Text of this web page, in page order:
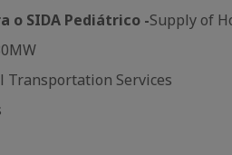
o SIDA Pediátrico -Supply of
Transportation Services